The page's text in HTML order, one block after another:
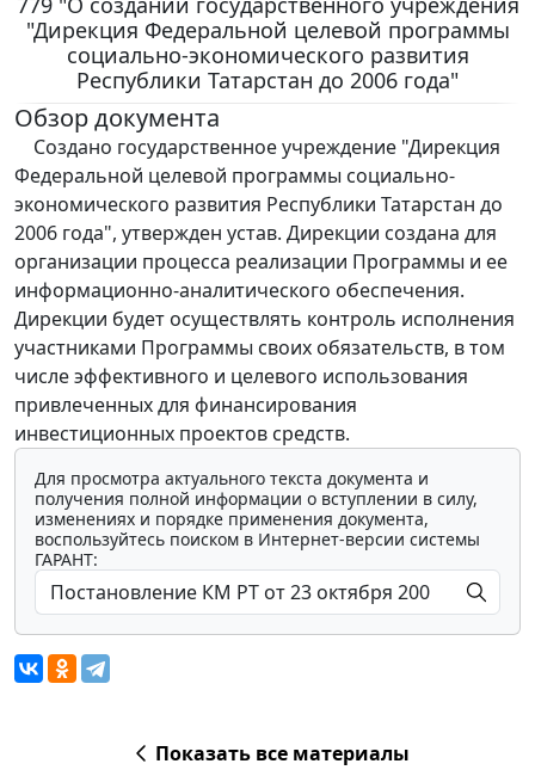
"Дирекция Федеральной целевой программы
социально-экономического развития
Республики Татарстан до 2006 года"
Обзор документа
Создано государственное учреждение "Дирекция
Федеральной целевой программы социально-
экономического развития Республики Татарстан до
2006 года", утвержден устав. Дирекции создана для
организации процесса реализации Программы и ее
информационно-аналитического обеспечения.
Дирекции будет осуществлять контроль исполнения
участниками Программы своих обязательств, в том
числе эффективного и целевого использования
привлеченных для финансирования
инвестиционных проектов средств.
Для просмотра актуального текста документа и
получения полной информации о вступлении в силу,
изменениях и порядке применения документа,
воспользуйтесь поиском в Интернет-версии системы
ГАРАНТ:
Показать все материалы